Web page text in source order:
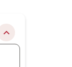
chevron_right